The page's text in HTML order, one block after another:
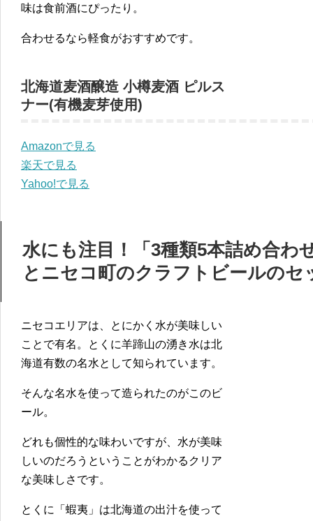
味は食前酒にぴったり。
合わせるなら軽食がおすすめです。
北海道麦酒醸造 小樽麦酒 ピルス
ナー(有機麦芽使用)
Amazonで見る
楽天で見る
Yahoo!で見る
水にも注目！「3種類5本詰め合わ
とニセコ町のクラフトビールのセ
ニセコエリアは、とにかく水が美味しい
ことで有名。とくに羊蹄山の湧き水は北
海道有数の名水として知られています。
そんな名水を使って造られたのがこのビ
ール。
どれも個性的な味わいですが、水が美味
しいのだろうということがわかるクリア
な美味しさです。
とくに「蝦夷」は北海道の出汁を使って